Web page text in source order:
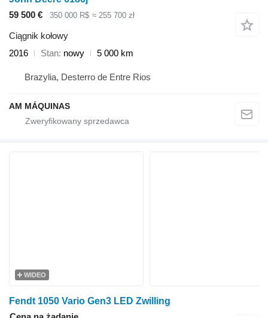
59 500 €
350 000 R$ ≈ 255 700 zł
Ciągnik kołowy
2016
Stan nowy 5 000 km
Brazylia, Desterro de Entre Rios
AM MÁQUINAS
WIDEO
Fendt 1050 Vario Gen3 LED Zwilling